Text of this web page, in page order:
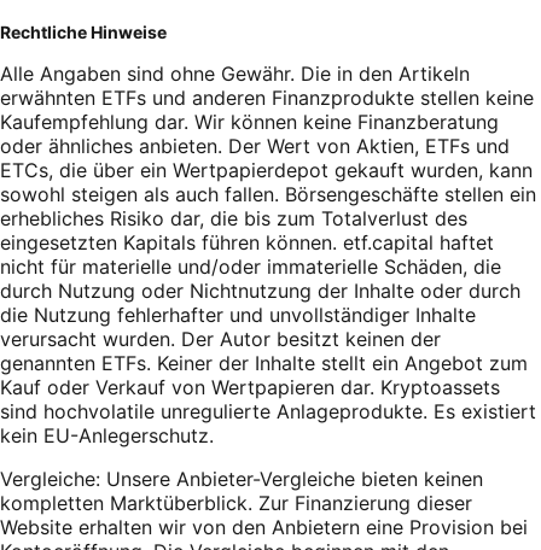
Rechtliche Hinweise
Alle Angaben sind ohne Gewähr. Die in den Artikeln
erwähnten ETFs und anderen Finanzprodukte stellen keine
Kaufempfehlung dar. Wir können keine Finanzberatung
oder ähnliches anbieten. Der Wert von Aktien, ETFs und
ETCs, die über ein Wertpapierdepot gekauft wurden, kann
sowohl steigen als auch fallen. Börsengeschäfte stellen ein
erhebliches Risiko dar, die bis zum Totalverlust des
eingesetzten Kapitals führen können. etf.capital haftet
nicht für materielle und/oder immaterielle Schäden, die
durch Nutzung oder Nichtnutzung der Inhalte oder durch
die Nutzung fehlerhafter und unvollständiger Inhalte
verursacht wurden. Der Autor besitzt keinen der
genannten ETFs. Keiner der Inhalte stellt ein Angebot zum
Kauf oder Verkauf von Wertpapieren dar. Kryptoassets
sind hochvolatile unregulierte Anlageprodukte. Es existiert
kein EU-Anlegerschutz.
Vergleiche: Unsere Anbieter-Vergleiche bieten keinen
kompletten Marktüberblick. Zur Finanzierung dieser
Website erhalten wir von den Anbietern eine Provision bei